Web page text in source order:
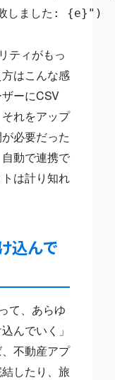
しました: {e}")
ティがもっ
はこんな感
ーにCSV
れをアップ
必要だった
動で連携で
は計り知れ
込んで
て、あらゆ
んでいく」
不動産アプ
したり、旅